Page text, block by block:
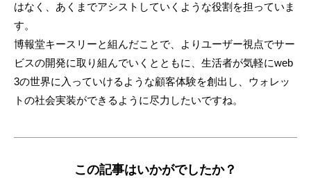
はなく、あくまでアシストしていくような役割を担っていま
す。
博報堂キースリーと組んだことで、よりユーザー視点でサー
ビスの開発に取り組んでいくとともに、生活者が気軽にweb
3の世界に入っていけるような顧客体験を創出し、ウォレッ
トの社会実装ができるように尽力したいですね。
この記事はいかがでしたか？